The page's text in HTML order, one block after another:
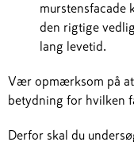
murstensfacade
den rigtige
lang levetid.
Vær opmærksom på
betydning for hvilken
Derfor skal du